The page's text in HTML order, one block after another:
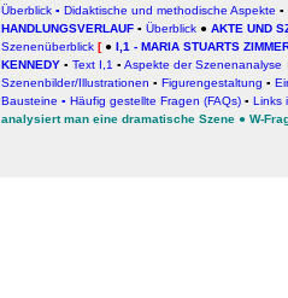
Überblick ▪ Didaktische und methodische Aspekte ▪
HANDLUNGSVERLAUF ▪ Überblick ● AKTE UND
Szenenüberblick [ ● I,1 - MARIA STUARTS
KENNEDY ▪ Text I,1 ▪ Aspekte der Szenenanalyse
Szenenbilder/Illustrationen ▪ Figurengestaltung ▪
Bausteine ▪ Häufig gestellte Fragen (FAQs) ▪ Links
analysiert man eine dramatische Szene ● W-